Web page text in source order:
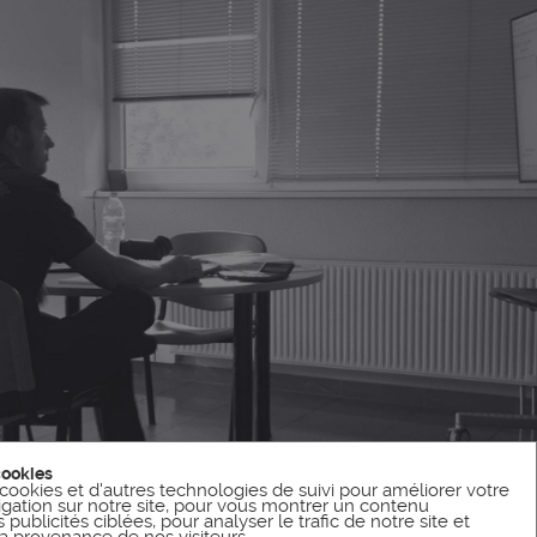
et d'autres technologies de suivi pour améliorer votre
sur notre site, pour vous montrer un contenu
publicités ciblées, pour analyser le trafic de notre site et